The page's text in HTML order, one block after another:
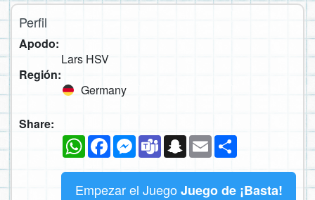
Perfil
Apodo:
Lars HSV
Región:
Germany
Share:
WhatsAppFacebookMessenger
TeamsSnapchat
Email
Empezar el Juego Juego de ¡Basta!